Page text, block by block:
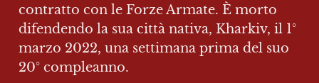
contratto con le Forze Armate. È morto
difendendo la sua città nativa, Kharkiv, il 1°
marzo 2022, una settimana prima del suo
20° compleanno.